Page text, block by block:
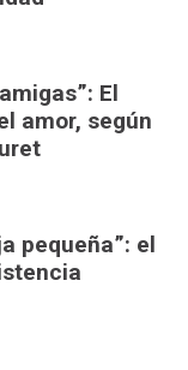
El
amor, según
pequeña”: el